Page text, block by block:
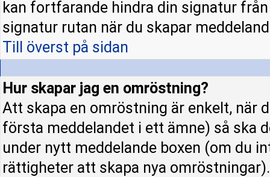
kan fortfarande hindra din signatur
signatur rutan när du skapar
Till överst på sidan
Hur skapar jag en omröstning?
Att skapa en omröstning är enkelt, när
första meddelandet i ett ämne) så ska
under nytt meddelande boxen (om du
rättigheter att skapa nya